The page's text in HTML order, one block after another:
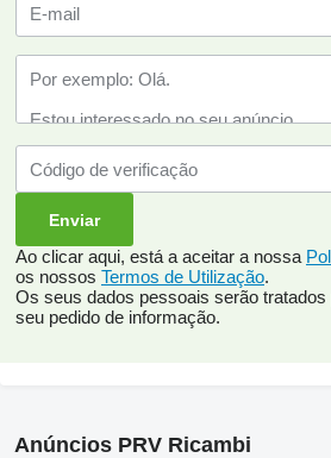
Ao clicar aqui, está a aceitar a nossa
os nossos Termos de Utilização.
Os seus dados pessoais serão
seu pedido de informação.
Anúncios PRV Ricambi